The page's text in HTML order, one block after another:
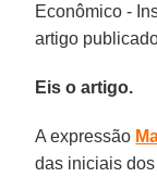
Econômico -
artigo
Eis o artigo.
A expressão
das iniciais